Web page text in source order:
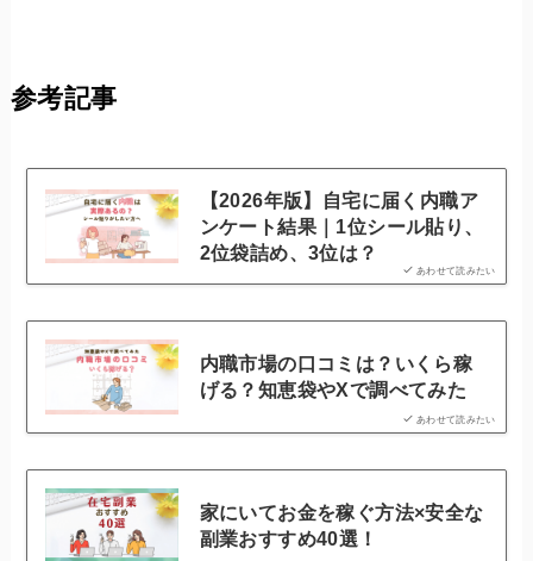
参考記事
あわせて読みたい
【2026年版】自宅に届く内職ア
ンケート結果｜1位シール貼り、
2位袋詰め、3位は？
あわせて読みたい
内職市場の口コミは？いくら稼
げる？知恵袋やXで調べてみた
家にいてお金を稼ぐ方法×安全な
副業おすすめ40選！